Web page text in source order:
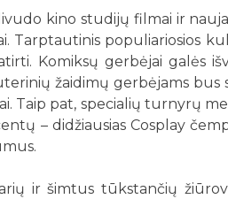
kino studijų filmai ir
Tarptautinis populiariosios
Komiksų gerbėjai galės
žaidimų gerbėjams
Taip pat, specialių turnyrų
– didžiausias Cosplay
ir šimtus tūkstančių